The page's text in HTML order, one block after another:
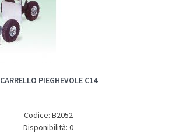
CARRELLO PIEGHEVOLE C14
Codice: B2052
Disponibilità: 0